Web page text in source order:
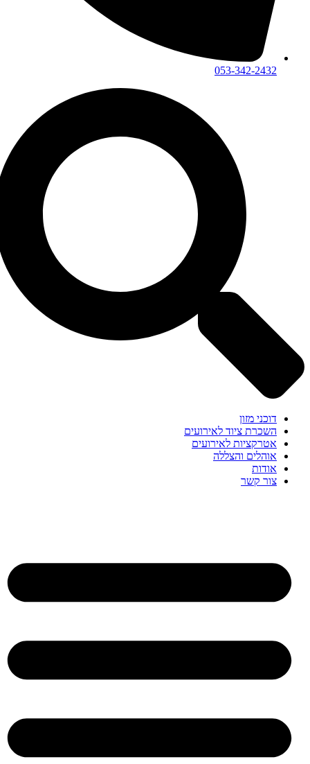
053-342-2432
דוכני מזון
השכרת ציוד לאירועים
אטרקציות לאירועים
אוהלים והצללה
אודות
צור קשר